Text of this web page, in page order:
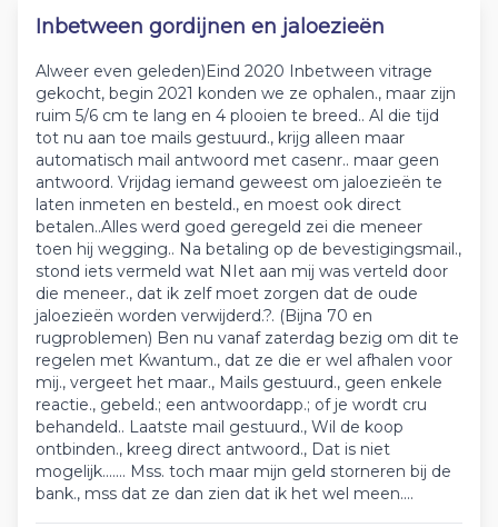
Inbetween gordijnen en jaloezieën
Alweer even geleden)Eind 2020 Inbetween vitrage
gekocht, begin 2021 konden we ze ophalen., maar zijn
ruim 5/6 cm te lang en 4 plooien te breed.. Al die tijd
tot nu aan toe mails gestuurd., krijg alleen maar
automatisch mail antwoord met casenr.. maar geen
antwoord. Vrijdag iemand geweest om jaloezieën te
laten inmeten en besteld., en moest ook direct
betalen..Alles werd goed geregeld zei die meneer
toen hij wegging.. Na betaling op de bevestigingsmail.,
stond iets vermeld wat NIet aan mij was verteld door
die meneer., dat ik zelf moet zorgen dat de oude
jaloezieën worden verwijderd.?. (Bijna 70 en
rugproblemen) Ben nu vanaf zaterdag bezig om dit te
regelen met Kwantum., dat ze die er wel afhalen voor
mij., vergeet het maar., Mails gestuurd., geen enkele
reactie., gebeld.; een antwoordapp.; of je wordt cru
behandeld.. Laatste mail gestuurd., Wil de koop
ontbinden., kreeg direct antwoord., Dat is niet
mogelijk....... Mss. toch maar mijn geld storneren bij de
bank., mss dat ze dan zien dat ik het wel meen....